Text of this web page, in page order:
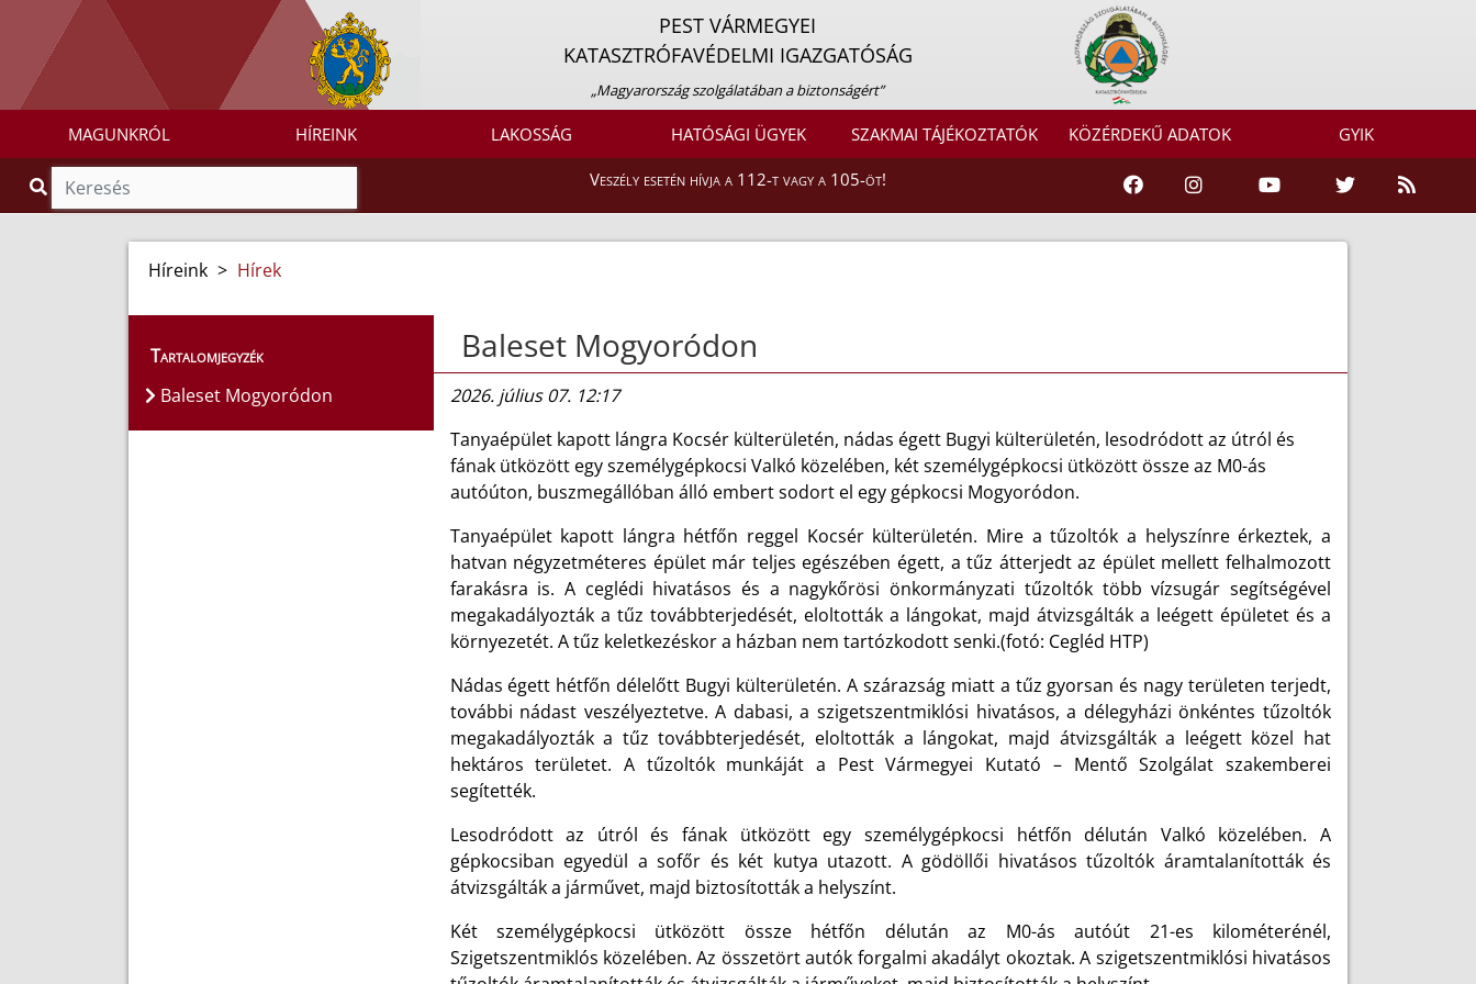
PEST VÁRMEGYEI
KATASZTRÓFAVÉDELMI IGAZGATÓSÁG
„Magyarország szolgálatában a biztonságért”
MAGUNKRÓL HÍREINK LAKOSSÁG HATÓSÁGI ÜGYEK SZAKMAI TÁJÉKOZTATÓK KÖZÉRDEKŰ ADATOK GYIK
Veszély esetén hívja a 112-t vagy a 105-öt!
Híreink > Hírek
Tartalomjegyzék
Baleset Mogyoródon
Baleset Mogyoródon
2026. július 07. 12:17
Tanyaépület kapott lángra Kocsér külterületén, nádas égett Bugyi külterületén, lesodródott az útról és
fának ütközött egy személygépkocsi Valkó közelében, két személygépkocsi ütközött össze az M0-ás
autóúton, buszmegállóban álló embert sodort el egy gépkocsi Mogyoródon.
Tanyaépület kapott lángra hétfőn reggel Kocsér külterületén. Mire a tűzoltók a helyszínre érkeztek, a
hatvan négyzetméteres épület már teljes egészében égett, a tűz átterjedt az épület mellett felhalmozott
farakásra is. A ceglédi hivatásos és a nagykőrösi önkormányzati tűzoltók több vízsugár segítségével
megakadályozták a tűz továbbterjedését, eloltották a lángokat, majd átvizsgálták a leégett épületet és a
környezetét. A tűz keletkezéskor a házban nem tartózkodott senki.(fotó: Cegléd HTP)
Nádas égett hétfőn délelőtt Bugyi külterületén. A szárazság miatt a tűz gyorsan és nagy területen terjedt,
további nádast veszélyeztetve. A dabasi, a szigetszentmiklósi hivatásos, a délegyházi önkéntes tűzoltók
megakadályozták a tűz továbbterjedését, eloltották a lángokat, majd átvizsgálták a leégett közel hat
hektáros területet. A tűzoltók munkáját a Pest Vármegyei Kutató – Mentő Szolgálat szakemberei
segítették.
Lesodródott az útról és fának ütközött egy személygépkocsi hétfőn délután Valkó közelében. A
gépkocsiban egyedül a sofőr és két kutya utazott. A gödöllői hivatásos tűzoltók áramtalanították és
átvizsgálták a járművet, majd biztosították a helyszínt.
Két személygépkocsi ütközött össze hétfőn délután az M0-ás autóút 21-es kilométerénél,
Szigetszentmiklós közelében. Az összetört autók forgalmi akadályt okoztak. A szigetszentmiklósi hivatásos